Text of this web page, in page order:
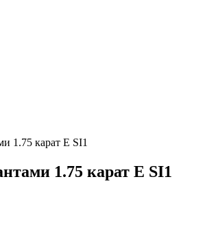
1.75 карат E SI1
1.75 карат E SI1